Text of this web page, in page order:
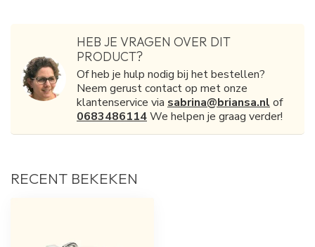
HEB JE VRAGEN OVER DIT
PRODUCT?
Of heb je hulp nodig bij het bestellen?
Neem gerust contact op met onze
klantenservice via sabrina@briansa.nl of
0683486114We helpen je graag verder!
RECENT BEKEKEN